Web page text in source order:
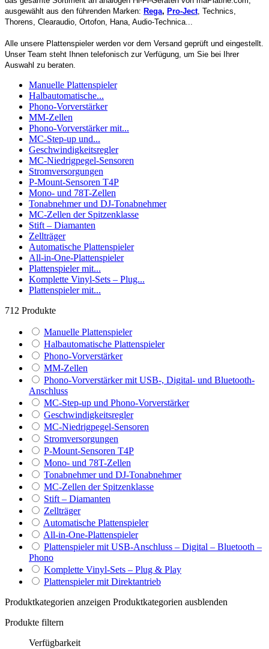
ausgewählt aus den führenden Marken: Rega, Pro-Ject, Technics,
Thorens, Clearaudio, Ortofon, Hana, Audio-Technica...
Alle unsere Plattenspieler werden vor dem Versand geprüft und eingestellt.
Unser Team steht Ihnen telefonisch zur Verfügung, um Sie bei Ihrer
Auswahl zu beraten.
Manuelle Plattenspieler
Halbautomatische...
Phono-Vorverstärker
MM-Zellen
Phono-Vorverstärker mit...
MC-Step-up und...
Geschwindigkeitsregler
MC-Niedrigpegel-Sensoren
Stromversorgungen
P-Mount-Sensoren T4P
Mono- und 78T-Zellen
Tonabnehmer und DJ-Tonabnehmer
MC-Zellen der Spitzenklasse
Stift – Diamanten
Zellträger
Automatische Plattenspieler
All-in-One-Plattenspieler
Plattenspieler mit...
Komplette Vinyl-Sets – Plug...
Plattenspieler mit...
712 Produkte
Manuelle Plattenspieler
Halbautomatische Plattenspieler
Phono-Vorverstärker
MM-Zellen
Phono-Vorverstärker mit USB-, Digital- und Bluetooth-
Anschluss
MC-Step-up und Phono-Vorverstärker
Geschwindigkeitsregler
MC-Niedrigpegel-Sensoren
Stromversorgungen
P-Mount-Sensoren T4P
Mono- und 78T-Zellen
Tonabnehmer und DJ-Tonabnehmer
MC-Zellen der Spitzenklasse
Stift – Diamanten
Zellträger
Automatische Plattenspieler
All-in-One-Plattenspieler
Plattenspieler mit USB-Anschluss – Digital – Bluetooth –
Phono
Komplette Vinyl-Sets – Plug & Play
Plattenspieler mit Direktantrieb
Produktkategorien anzeigen Produktkategorien ausblenden
Produkte filtern
Verfügbarkeit